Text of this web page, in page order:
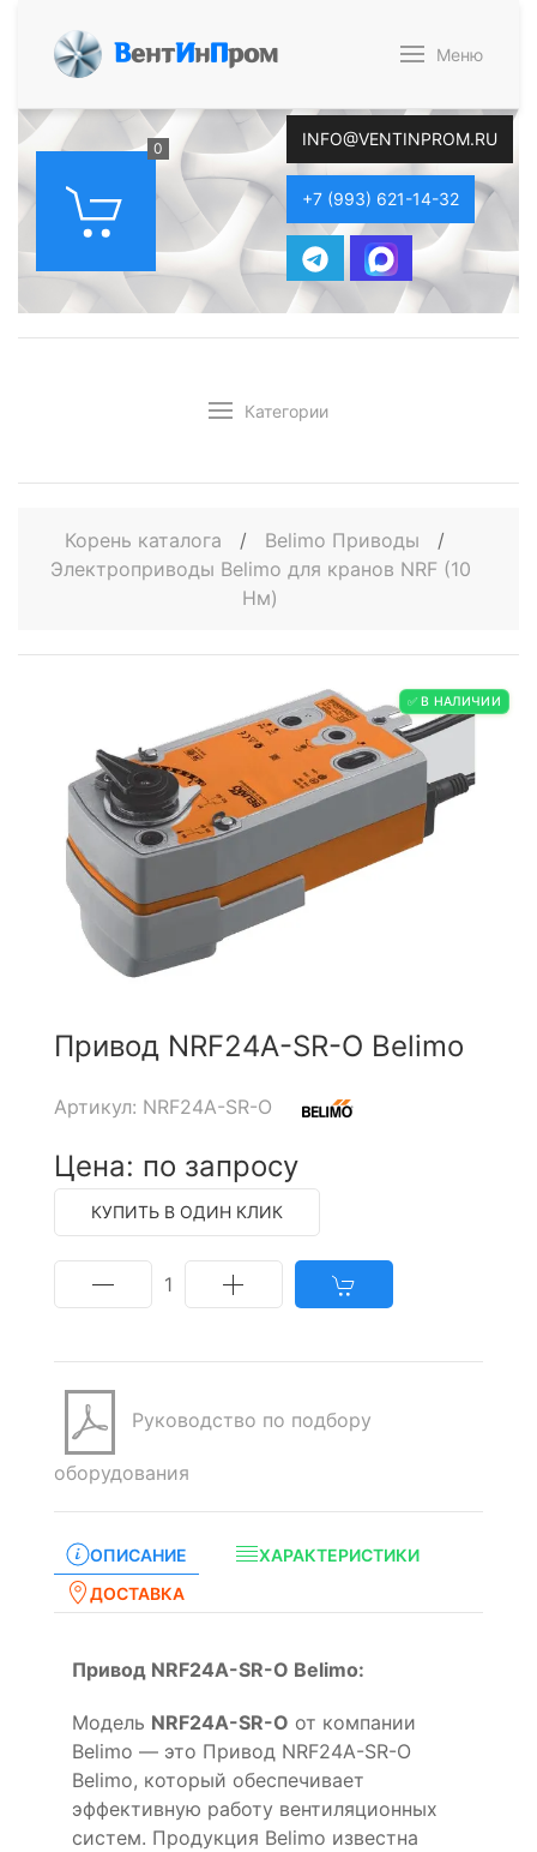
ВентИнПром Меню
0 INFO@VENTINPROM.RU
+7 (993) 621-14-32
Категории
Корень каталога / Belimo Приводы
/
Электроприводы Belimo для кранов NRF (10
Нм)
✅ В НАЛИЧИИ
Привод NRF24A-SR-O Belimo
Артикул: NRF24A-SR-O
Цена: по запросу
КУПИТЬ В ОДИН КЛИК
1
Руководство по подбору
оборудования
ОПИСАНИЕ
ХАРАКТЕРИСТИКИ
ДОСТАВКА
Привод NRF24A-SR-O Belimo:
Модель NRF24A-SR-O от компании
Belimo — это Привод NRF24A-SR-O
Belimo, который обеспечивает
эффективную работу вентиляционных
систем. Продукция Belimo известна